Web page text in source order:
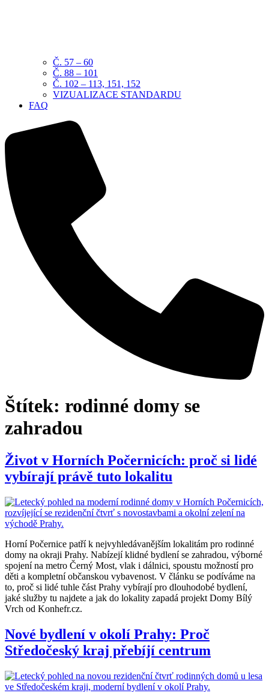
Č. 57 – 60
Č. 88 – 101
Č. 102 – 113, 151, 152
VIZUALIZACE STANDARDU
FAQ
Štítek: rodinné domy se
zahradou
Život v Horních Počernicích: proč si lidé
vybírají právě tuto lokalitu
Horní Počernice patří k nejvyhledávanějším lokalitám pro rodinné
domy na okraji Prahy. Nabízejí klidné bydlení se zahradou, výborné
spojení na metro Černý Most, vlak i dálnici, spoustu možností pro
děti a kompletní občanskou vybavenost. V článku se podíváme na
to, proč si lidé tuhle část Prahy vybírají pro dlouhodobé bydlení,
jaké služby tu najdete a jak do lokality zapadá projekt Domy Bílý
Vrch od Konhefr.cz.
Nové bydlení v okolí Prahy: Proč
Středočeský kraj přebíjí centrum